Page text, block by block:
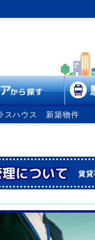
スハウス 新築物件
賃貸